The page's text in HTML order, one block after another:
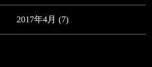
2017年4月 (7)